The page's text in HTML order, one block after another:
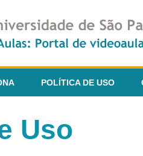
POLÍTICA DE USO
Uso